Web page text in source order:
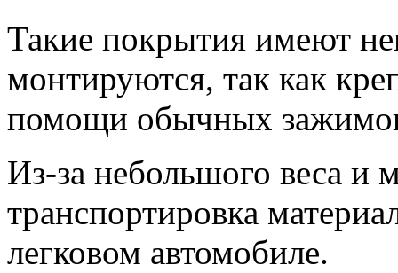
Такие покрытия имеют
монтируются, так как
помощи обычных
Из-за небольшого веса и
транспортировка
легковом автомобиле.